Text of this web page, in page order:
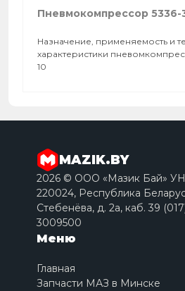
Пневмокомпрессор 5336-
Назначение, применяемость и
характеристики
10
MAZIK.BY
2026 © ООО «Мазик Бай»
220024, Республика
Стебенёва, д. 2a, каб. 39
3009500
Меню
Главная
Запчасти МАЗ в Минске